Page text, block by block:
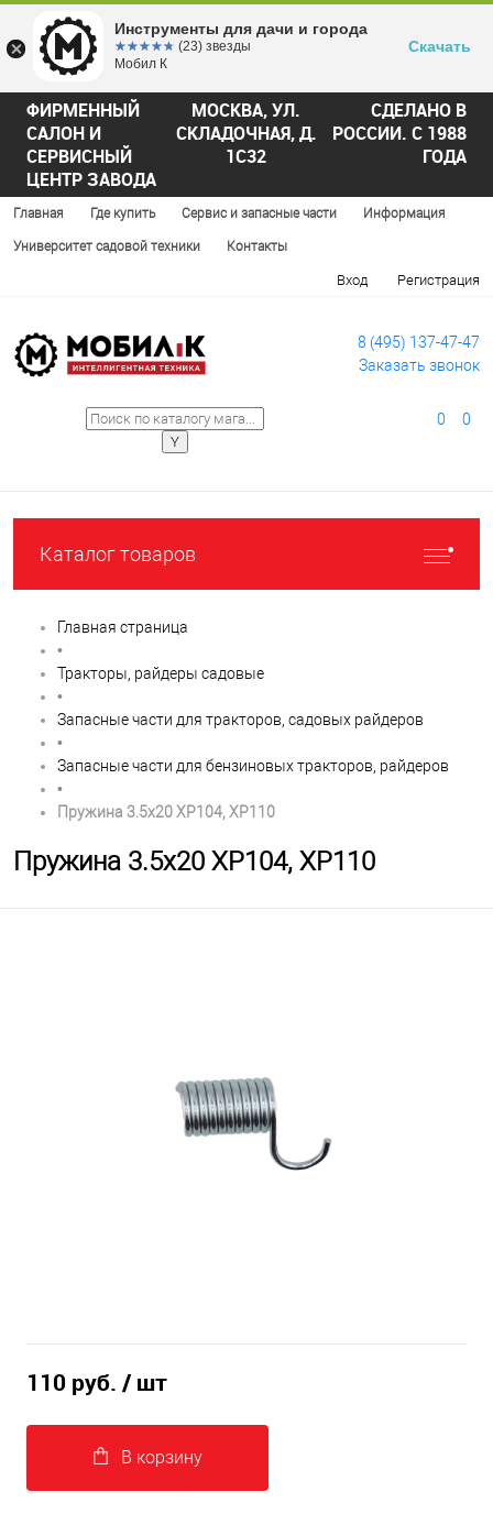
ФИРМЕННЫЙ
САЛОН И
СЕРВИСНЫЙ
ЦЕНТР ЗАВОДА
МОСКВА, УЛ.
СКЛАДОЧНАЯ, Д.
1С32
СДЕЛАНО В
РОССИИ. С 1988
ГОДА
Главная Где купить Сервис и запасные части Информация
Университет садовой техники Контакты
Вход Регистрация
8 (495) 137-47-47
Заказать звонок
0 0
Каталог товаров
Главная страница
•
Тракторы, райдеры садовые
•
Запасные части для тракторов, садовых райдеров
•
Запасные части для бензиновых тракторов, райдеров
•
Пружина 3.5х20 XP104, XP110
Пружина 3.5х20 XP104, XP110
110 руб. / шт
В корзину
Инструменты для дачи и города
☆☆☆☆☆
★★★★★ (23) звезды
Мобил К
Скачать